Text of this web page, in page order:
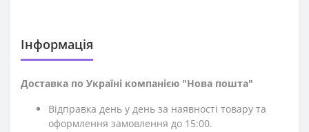
Iнформація
Доставка по Україні компанією "Нова пошта"
Відправка день у день за наявності товару та
оформлення замовлення до 15:00.